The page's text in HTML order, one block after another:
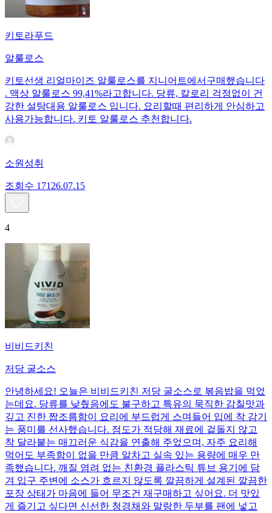
키토라푸드
알룰로스
키토선생 리얼마이즈 알룰로스를 지니어트에서구매했습니다
. 액상 알룰로스 99,41%라고합니다. 당류, 칼로리 걱정없이 건
강한 설탕대용 알룰로스 입니다. 요리할때 편리하게 안심하고
사용가능합니다. 키토 알룰로스 추천합니다.
소원성취
조회수 171 26.07.15
4
비비드키친
저당 굴소스
안녕하세요! 오늘은 비비드키친 저당 굴소스로 볶음밥을 먹었
는데요. 당류를 낮췄음에도 불구하고 특유의 묵직한 감칠맛과
깊고 진한 짭조름함이 요리에 부드럽게 스며들어 입에 착 감기
는 풍미를 선사했습니다. 점도가 적당해 재료에 겉돌지 않고
착 달라붙는 매끄러운 식감을 연출해 주었으며, 자주 요리해
먹어도 부족함이 없을 만큼 알차고 실속 있는 용량에 매우 만
족했습니다. 깨질 염려 없는 친환경 플라스틱 튜브 용기에 담
겨 입구 주변에 소스가 흐르지 않도록 깔끔하게 설계된 깔끔한
포장 상태가 마음에 들어 무조건 재구매하고 싶어요. 더 맛있
게 즐기고 싶다면 신선한 청경채와 말랑한 두부를 팬에 넣고